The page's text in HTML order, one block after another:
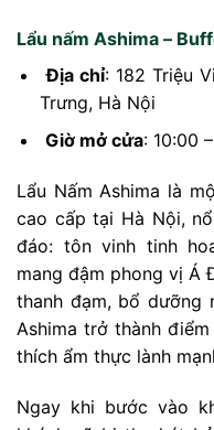
Lẩu nấm Ashima –
Địa chỉ: 182 Triệu
Trưng, Hà Nội
Giờ mở cửa: 10:00
Lẩu Nấm Ashima là
cao cấp tại Hà Nội,
đáo: tôn vinh tinh
mang đậm phong vị Á
thanh đạm, bổ dưỡng
Ashima trở thành
thích ẩm thực lành
Ngay khi bước vào